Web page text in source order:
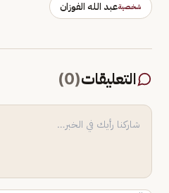
شخصيةعبد الله الفوزان
التعليقات(
0
)